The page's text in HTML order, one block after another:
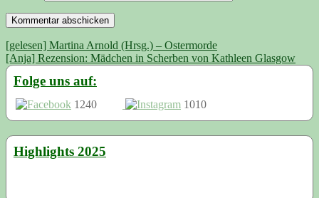
Beitragsnavigation
[gelesen] Martina Arnold (Hrsg.) – Ostermorde
[Anja] Rezension: Mädchen in Scherben von Kathleen Glasgow
Folge uns auf:
1240 1010
Highlights 2025